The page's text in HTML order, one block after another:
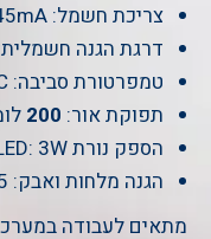
צריכת חשמל: 230V 45mA.
דרגת הגנה
טמפרטורת סביבה: 0-40°C.
תפוקת אור: 200 לומן
הספק נורת LED: 3W.
הגנה מלחות ואבק: IP65
מתאים לעבודה